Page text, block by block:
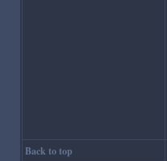
Back to top